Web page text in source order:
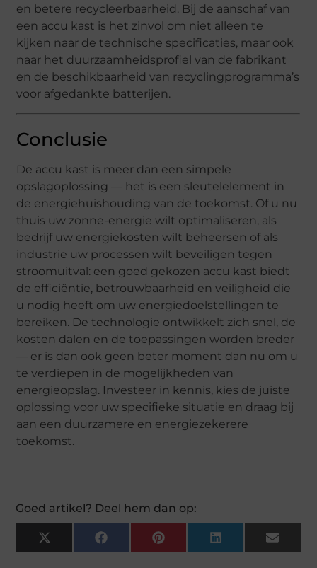
en betere recycleerbaarheid. Bij de aanschaf van
een accu kast is het zinvol om niet alleen te
kijken naar de technische specificaties, maar ook
naar het duurzaamheidsprofiel van de fabrikant
en de beschikbaarheid van recyclingprogramma’s
voor afgedankte batterijen.
Conclusie
De accu kast is meer dan een simpele
opslagoplossing — het is een sleutelelement in
de energiehuishouding van de toekomst. Of u nu
thuis uw zonne-energie wilt optimaliseren, als
bedrijf uw energiekosten wilt beheersen of als
industrie uw processen wilt beveiligen tegen
stroomuitval: een goed gekozen accu kast biedt
de efficiëntie, betrouwbaarheid en veiligheid die
u nodig heeft om uw energiedoelstellingen te
bereiken. De technologie ontwikkelt zich snel, de
kosten dalen en de toepassingen worden breder
— er is dan ook geen beter moment dan nu om u
te verdiepen in de mogelijkheden van
energieopslag. Investeer in kennis, kies de juiste
oplossing voor uw specifieke situatie en draag bij
aan een duurzamere en energiezekerere
toekomst.
Goed artikel? Deel hem dan op:
X
(Twitter)
FacebookPinterestLinkedInEmail